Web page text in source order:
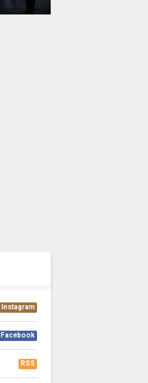
Instagram
Facebook
RSS